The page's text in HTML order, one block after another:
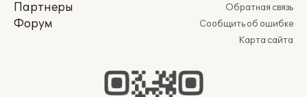
Партнеры
Форум
Обратная связь
Сообщить об ошибке
Карта сайта